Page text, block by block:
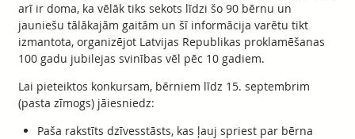
arī ir doma, ka vēlāk tiks sekots līdzi šo 90 bērnu un
jauniešu tālākajām gaitām un šī informācija varētu tikt
izmantota, organizējot Latvijas Republikas proklamēšanas
100 gadu jubilejas svinības vēl pēc 10 gadiem.
Lai pieteiktos konkursam, bērniem līdz 15. septembrim
(pasta zīmogs) jāiesniedz:
Paša rakstīts dzīvesstāsts, kas ļauj spriest par bērna